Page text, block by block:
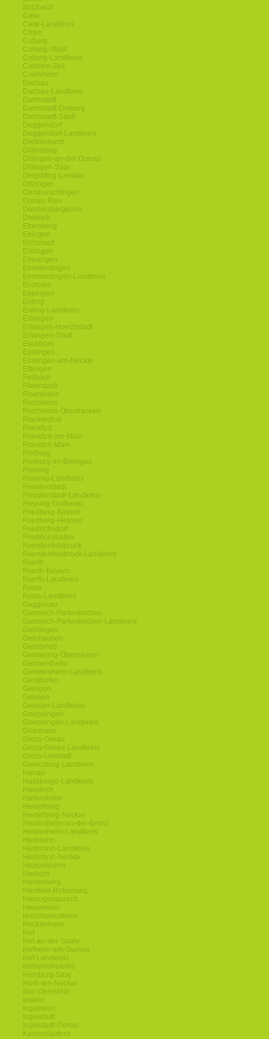
Butzbach
Calw
Calw-Landkreis
Cham
Coburg
Coburg-Stadt
Coburg-Landkreis
Cochem-Zell
Crailsheim
Dachau
Dachau-Landkreis
Darmstadt
Darmstadt-Dieburg
Darmstadt-Stadt
Deggendorf
Deggendorf-Landkreis
Dietzenbach
Dillenburg
Dillingen-an-der-Donau
Dillingen-Saar
Dingolfing-Landau
Ditzingen
Donaueschingen
Donau-Ries
Donnersbergkreis
Dreieich
Ebersberg
Ehingen
Eichstaett
Eislingen
Ellwangen
Emmendingen
Emmendingen-Landkreis
Enzkreis
Eppingen
Erding
Erding-Landkreis
Erlangen
Erlangen-Hoechstadt
Erlangen-Stadt
Eschborn
Esslingen
Esslingen-am-Neckar
Ettlingen
Fellbach
Filderstadt
Floersheim
Forchheim
Forchheim-Oberfranken
Frankenthal
Frankfurt
Frankfurt-am-Main
Frankfurt-Main
Freiburg
Freiburg-im-Breisgau
Freising
Freising-Landkreis
Freudenstadt
Freudenstadt-Landkreis
Freyung-Grafenau
Friedberg-Bayern
Friedberg-Hessen
Friedrichsdorf
Friedrichshafen
Fuerstenfeldbruck
Fuerstenfeldbruck-Landkreis
Fuerth
Fuerth-Bayern
Fuerth-Landkreis
Fulda
Fulda-Landkreis
Gaggenau
Garmisch-Partenkirchen
Garmisch-Partenkirchen-Landkreis
Geislingen
Gelnhausen
Geretsried
Germering-Oberbayern
Germersheim
Germersheim-Landkreis
Gersthofen
Giengen
Giessen
Giessen-Landkreis
Goeppingen
Goeppingen-Landkreis
Griesheim
Gross-Gerau
Gross-Gerau-Landkreis
Gross-Umstadt
Guenzburg-Landkreis
Hanau
Hassberge-Landkreis
Hassloch
Hattersheim
Heidelberg
Heidelberg-Neckar
Heidenheim-an-der-Brenz
Heidenheim-Landkreis
Heilbronn
Heilbronn-Landkreis
Heilbronn-Neckar
Heppenheim
Herborn
Herrenberg
Hersfeld-Rotenburg
Herzogenaurach
Heusweiler
Hochtaunuskreis
Hockenheim
Hof
Hof-an-der-Saale
Hofheim-am-Taunus
Hof-Landkreis
Hohenlohekreis
Homburg-Saar
Horb-am-Neckar
Idar-Oberstein
Idstein
Ingelheim
Ingolstadt
Ingolstadt-Donau
Kaiserslautern